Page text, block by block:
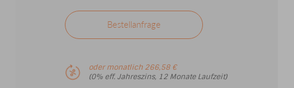
Bestellanfrage
oder monatlich 266,58 €
(0% eff. Jahreszins, 12 Monate Laufzeit)